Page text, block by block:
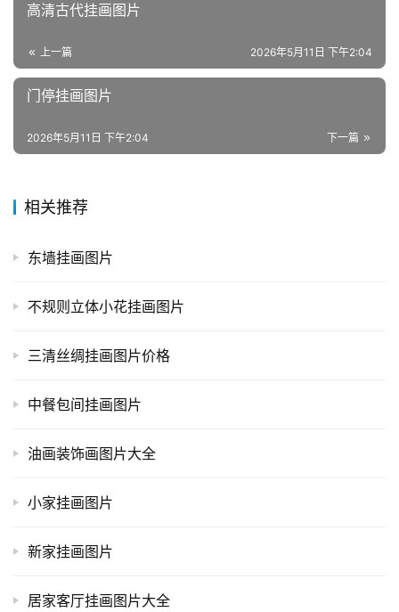
高清古代挂画图片
上一篇 2026年5月11日 下午2:04
门停挂画图片
下一篇
2026年5月11日 下午2:04
相关推荐
东墙挂画图片
不规则立体小花挂画图片
三清丝绸挂画图片价格
中餐包间挂画图片
油画装饰画图片大全
小家挂画图片
新家挂画图片
居家客厅挂画图片大全